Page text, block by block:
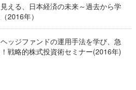
える、日本経済の未来～過去から学
2016年）
ッジファンドの運用手法を学び、急
戦略的株式投資術セミナー(2016年)